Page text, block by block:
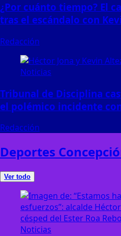
¿Por cuánto tiempo? El
tras el escándalo con
Redacción
Noticias
Tribunal de Disciplina
el polémico incidente
Redacción
Deportes
Ver todo
Noticias